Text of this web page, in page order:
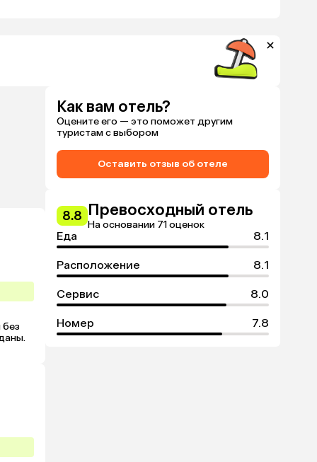
Как вам отель?
Оцените его — это поможет другим
туристам с выбором
Оставить отзыв об отеле
8.8 Превосходный отель
На основании 71 оценок
Еда 8.1
Расположение 8.1
Сервис 8.0
Номер 7.8